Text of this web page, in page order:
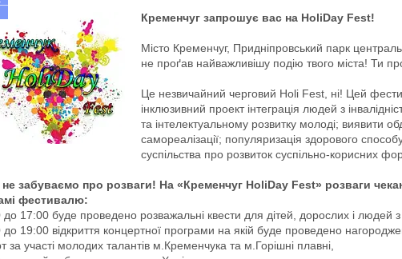
Кременчуг запрошує вас на HoliDay Fest!
Місто Кременчуг, Придніпровський парк
не проґав найважливішу подію твого міста! Ти
Це незвичайний черговий Holi Fest, ні! Цей
інклюзивний проект інтеграція людей з
та інтелектуальному розвитку молоді; виявити
самореалізації; популяризація здорового
суспільства про розвиток суспільно-корисних
забуваємо про розваги! На «Кременчуг HoliDay Fest» розваги
фестивалю:
17:00 буде проведено розважальні квести для дітей, дорослих і людей з
19:00 відкриття концертної програми на якій буде проведено
за участі молодих талантів м.Кременчука та м.Горішні плавні,